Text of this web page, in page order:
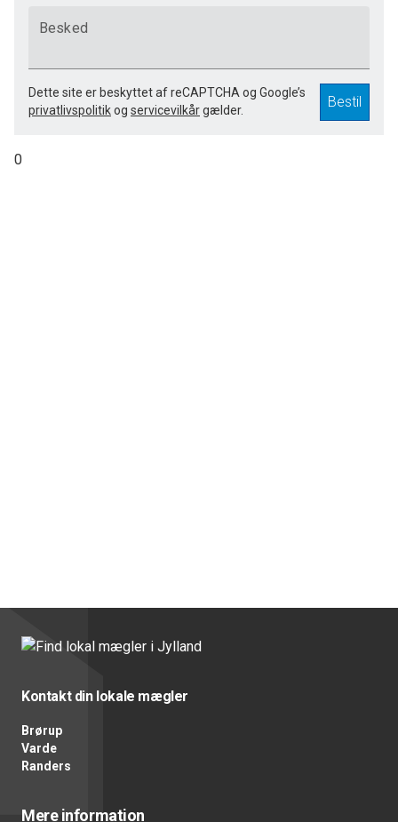
Besked
Dette site er beskyttet af reCAPTCHA og Google’s
privatlivspolitikog servicevilkårgælder. Bestil
0
Kontakt din lokale mægler
Brørup
Varde
Randers
Mere information